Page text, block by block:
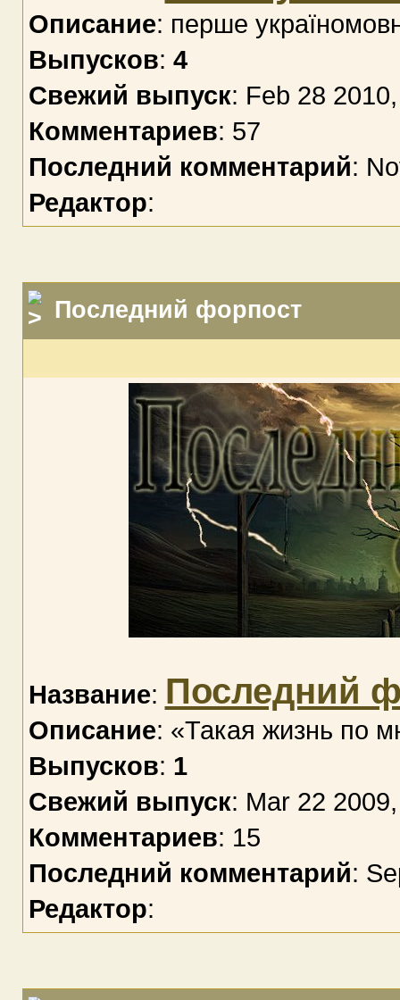
Описание: перше
Выпусков: 4
Свежий выпуск: Feb 28
Комментариев: 57
Последний комментарий:
Редактор:
Последний форпост
Название: Последний
Описание: «Такая жизнь по
Выпусков: 1
Свежий выпуск: Mar 22
Комментариев: 15
Последний комментарий:
Редактор: